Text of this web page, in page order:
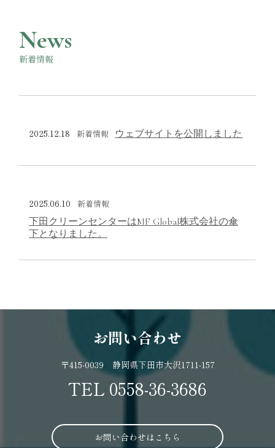
News
新着情報
2025.12.18 新着情報 ウェブサイトを公開しました
2025.06.10 新着情報
下田クリーンセンターはMF Global株式会社の傘
下となりました。
お問い合わせ
〒415-0039 静岡県下田市大沢1711-157
TEL 0558-36-3686
お問い合わせはこちら